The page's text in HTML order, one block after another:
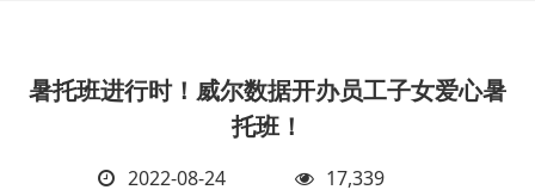
暑托班进行时！威尔数据开办员工子女爱心暑
托班！
2022-08-24 17,339